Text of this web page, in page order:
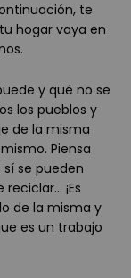
te
hogar vaya en
y qué no se
los pueblos y
de la misma
Piensa
se pueden
¡Es
de la misma y
es un trabajo